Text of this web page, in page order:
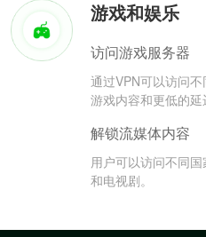
游戏和娱乐
访问游戏服务器
通过VPN可以访问
游戏内容和更低的延
解锁流媒体内容
用户可以访问不同
和电视剧。